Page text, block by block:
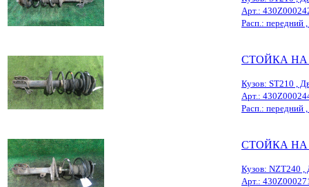
Арт.:
Расп.: передний
СТОЙКА НА
Кузов: ST210 ,
Арт.:
Расп.: передний
СТОЙКА НА
Кузов: NZT240 ,
Арт.: